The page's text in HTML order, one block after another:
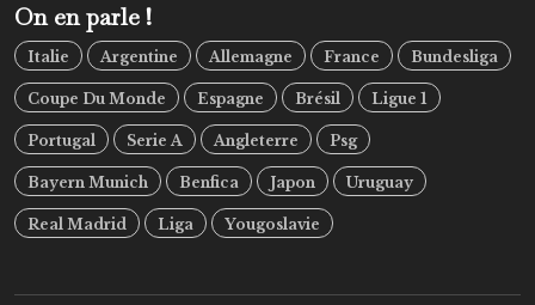
On en parle !
Italie Argentine Allemagne France Bundesliga
Coupe Du Monde Espagne Brésil Ligue 1
Portugal Serie A Angleterre Psg
Bayern Munich Benfica Japon Uruguay
Real Madrid Liga Yougoslavie